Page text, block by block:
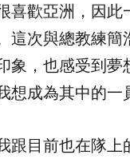
喜歡亞洲，因此
這次與總教練簡
象，也感受到夢
想成為其中的一
跟目前也在隊上